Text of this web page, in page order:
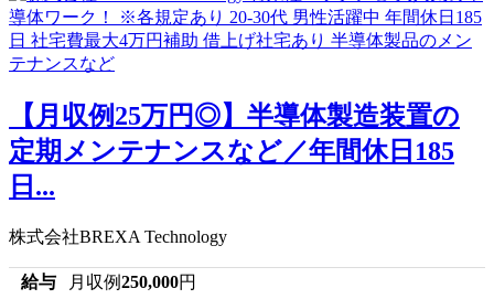
【月収例25万円◎】半導体製造装置の
定期メンテナンスなど／年間休日185
日...
株式会社BREXA Technology
給与 月収例250,000円